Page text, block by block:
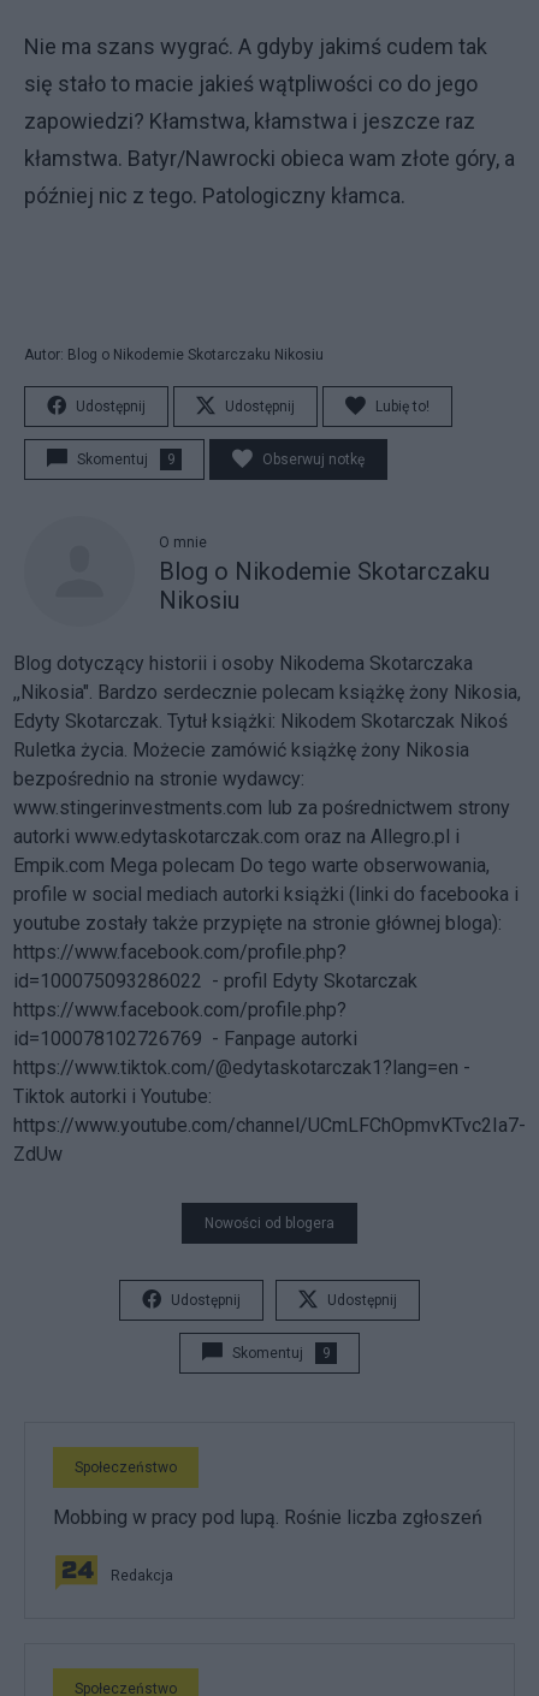
Nie ma szans wygrać. A gdyby jakimś cudem tak
się stało to macie jakieś wątpliwości co do jego
zapowiedzi? Kłamstwa, kłamstwa i jeszcze raz
kłamstwa. Batyr/Nawrocki obieca wam złote góry, a
później nic z tego. Patologiczny kłamca.
Autor: Blog o Nikodemie Skotarczaku Nikosiu
Udostępnij Udostępnij Lubię to!
Skomentuj 9 Obserwuj notkę
O mnie
Blog o Nikodemie Skotarczaku
Nikosiu
Blog dotyczący historii i osoby Nikodema Skotarczaka
,,Nikosia". Bardzo serdecznie polecam książkę żony Nikosia,
Edyty Skotarczak. Tytuł książki: Nikodem Skotarczak Nikoś
Ruletka życia. Możecie zamówić książkę żony Nikosia
bezpośrednio na stronie wydawcy:
www.stingerinvestments.com lub za pośrednictwem strony
autorki www.edytaskotarczak.com oraz na Allegro.pl i
Empik.com Mega polecam Do tego warte obserwowania,
profile w social mediach autorki książki (linki do facebooka i
youtube zostały także przypięte na stronie głównej bloga):
https://www.facebook.com/profile.php?
id=100075093286022 - profil Edyty Skotarczak
https://www.facebook.com/profile.php?
id=100078102726769 - Fanpage autorki
https://www.tiktok.com/@edytaskotarczak1?lang=en -
Tiktok autorki i Youtube:
https://www.youtube.com/channel/UCmLFChOpmvKTvc2Ia7-
ZdUw
Nowości od blogera
Udostępnij Udostępnij
Skomentuj 9
Społeczeństwo
Mobbing w pracy pod lupą. Rośnie liczba zgłoszeń
Redakcja
Społeczeństwo